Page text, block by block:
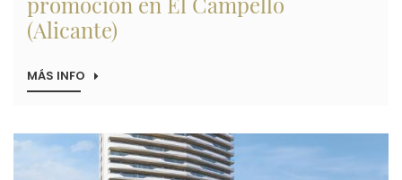
(Alicante)
MÁS INFO SOBRE
INMUEBLE
PARA
PREPARAR
Imagen